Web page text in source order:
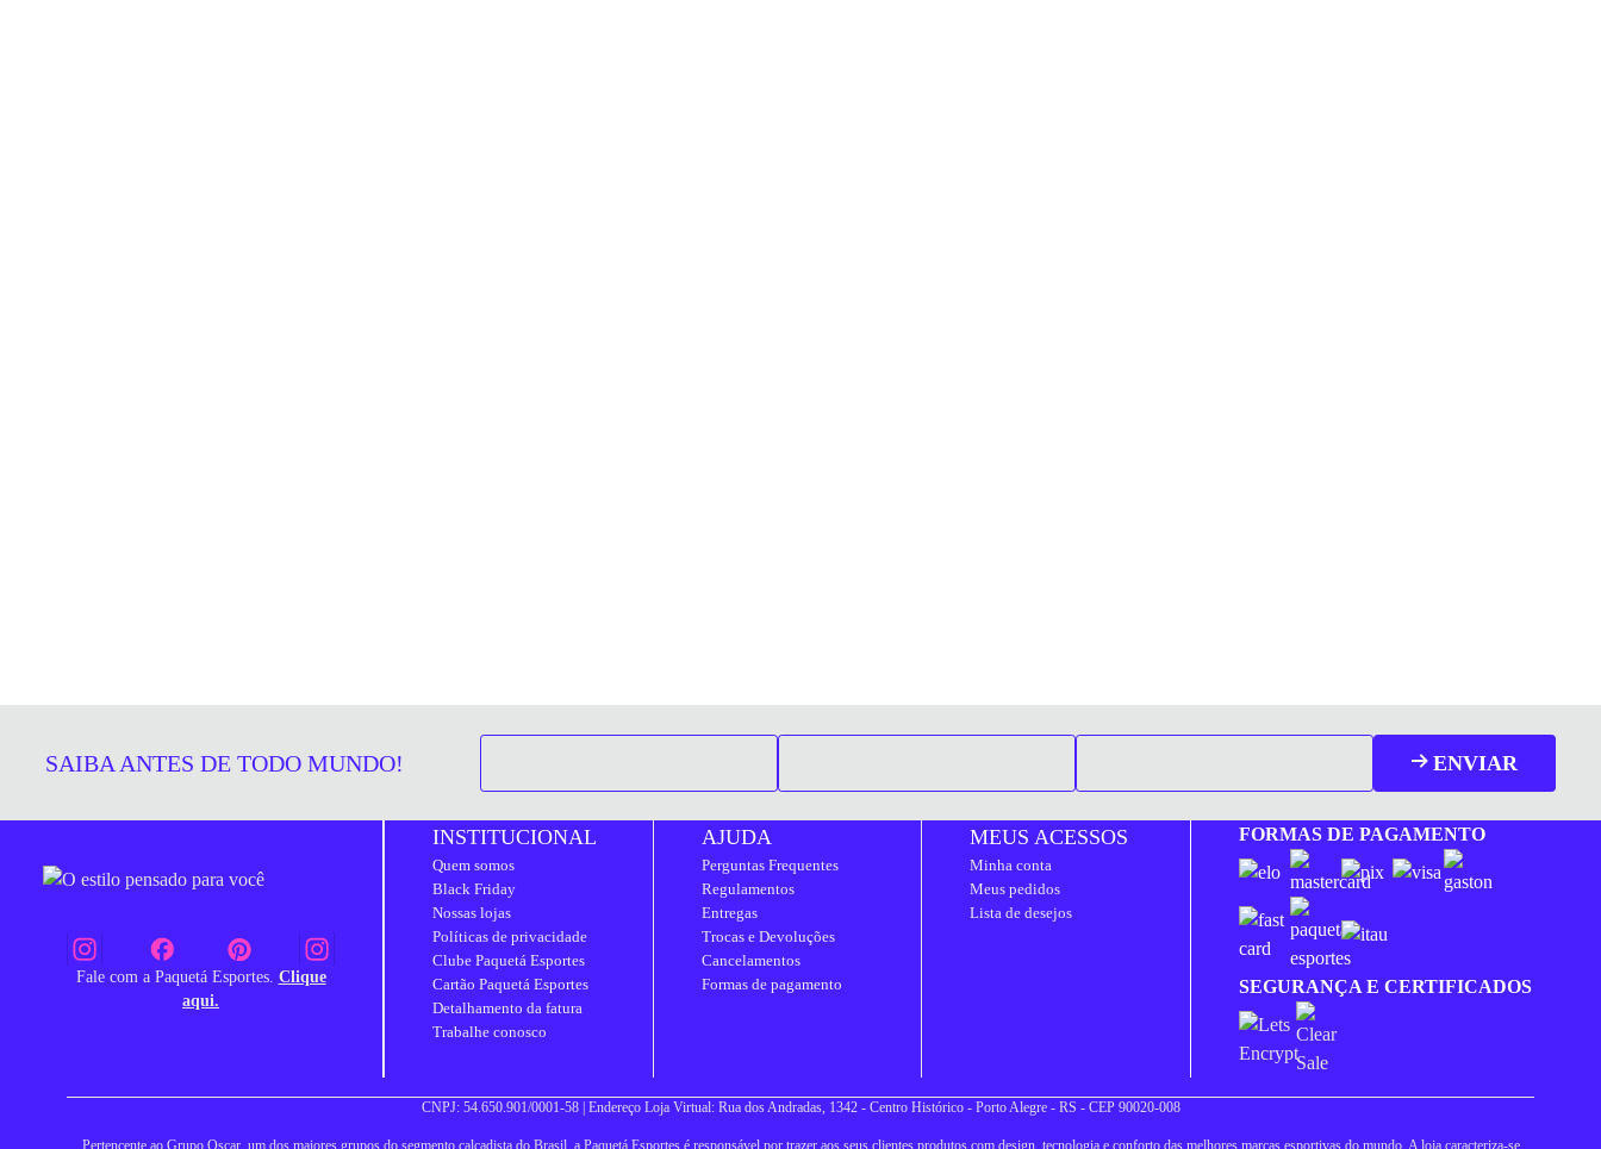
SAIBA ANTES DE TODO MUNDO! ENVIAR
Fale com a Paquetá Esportes. Clique
aqui.
INSTITUCIONAL
Quem somos
Black Friday
Nossas lojas
Políticas de privacidade
Clube Paquetá Esportes
Cartão Paquetá Esportes
Detalhamento da fatura
Trabalhe conosco
AJUDA
Perguntas Frequentes
Regulamentos
Entregas
Trocas e Devoluções
Cancelamentos
Formas de pagamento
MEUS ACESSOS
Minha conta
Meus pedidos
Lista de desejos
FORMAS DE PAGAMENTO
SEGURANÇA E CERTIFICADOS
CNPJ: 54.650.901/0001-58 | Endereço Loja Virtual: Rua dos Andradas, 1342 - Centro Histórico - Porto Alegre - RS - CEP 90020-008
Pertencente ao Grupo Oscar, um dos maiores grupos do segmento calçadista do Brasil, a Paquetá Esportes é responsável por trazer aos seus clientes produtos com design, tecnologia e conforto das melhores marcas esportivas do mundo. A loja caracteriza-se